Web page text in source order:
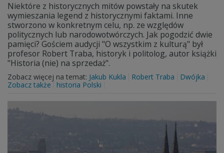
Niektóre z historycznych mitów powstały na skutek
wymieszania legend z historycznymi faktami. Inne
stworzono w konkretnym celu, np. ze względów
politycznych lub narodowotwórczych. Jak pogodzić dwie
pamięci? Gościem audycji "O wszystkim z kulturą" był
profesor Robert Traba, historyk i politolog, autor książki
"Historia (nie) na sprzedaż".
Zobacz więcej na temat: Jakub Kukla Robert Traba
Dwójka
Zobacz także
historia Polski